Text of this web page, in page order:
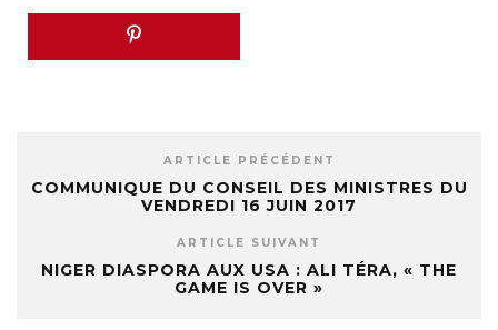
ARTICLE PRÉCÉDENT
COMMUNIQUE DU CONSEIL DES MINISTRES DU
VENDREDI 16 JUIN 2017
ARTICLE SUIVANT
NIGER DIASPORA AUX USA : ALI TÉRA, « THE
GAME IS OVER »